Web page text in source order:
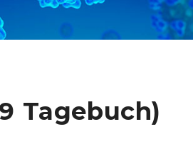
Tagebuch)